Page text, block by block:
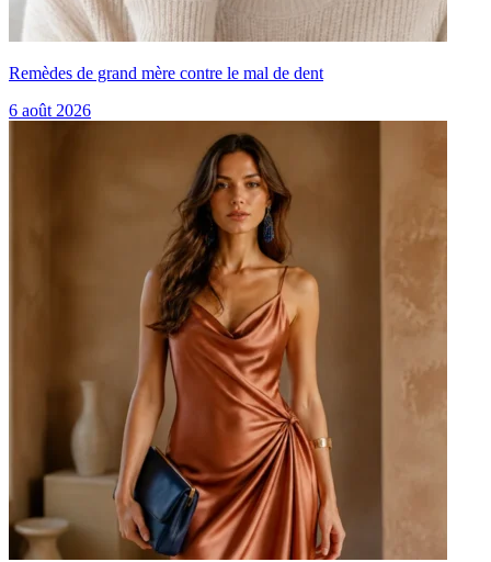
Remèdes de grand mère contre le mal de dent
6 août 2026